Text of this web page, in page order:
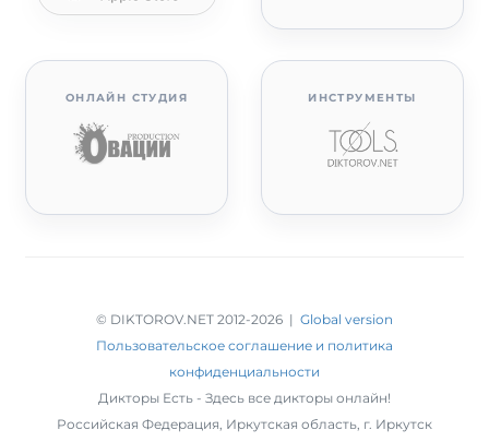
ОНЛАЙН СТУДИЯ ИНСТРУМЕНТЫ
© DIKTOROV.NET 2012-2026 | Global version
Пользовательское соглашение и политика
конфиденциальности
Дикторы Есть - Здесь все дикторы онлайн!
Российская Федерация, Иркутская область, г. Иркутск